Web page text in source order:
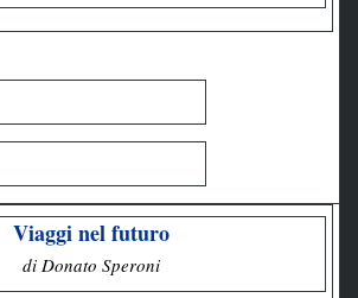
Viaggi nel futuro
di Donato Speroni